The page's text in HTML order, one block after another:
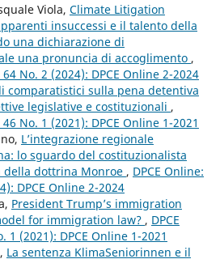
Viola, Climate Litigation
insuccessi e il talento della
una dichiarazione di
una pronuncia di accoglimento ,
64 No. 2 (2024): DPCE Online 2-2024
comparatistici sulla pena detentiva
legislative e costituzionali ,
No. 1 (2021): DPCE Online 1-2021
L’integrazione regionale
lo sguardo del costituzionalista
della dottrina Monroe , DPCE Online:
DPCE Online 2-2024
President Trump’s immigration
for immigration law? , DPCE
1 (2021): DPCE Online 1-2021
La sentenza KlimaSeniorinnen e il